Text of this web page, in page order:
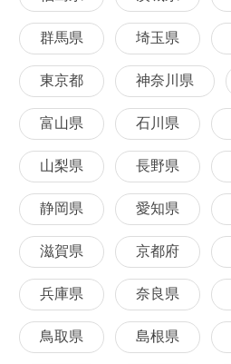
群馬県 埼玉県
東京都 神奈川県
富山県 石川県
山梨県 長野県
静岡県 愛知県
滋賀県 京都府
兵庫県 奈良県
鳥取県 島根県